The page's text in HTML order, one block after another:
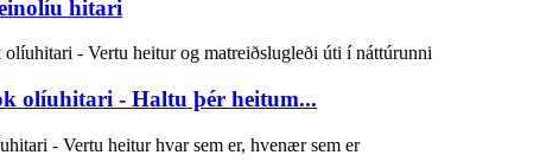
hitari
olíuhitari - Haltu þér heitum...